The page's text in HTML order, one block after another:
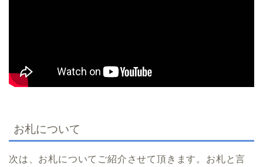
お札について
次は、お札についてご紹介させて頂きます。お札と言